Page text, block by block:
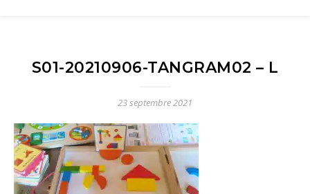
S01-20210906-TANGRAM02 – L
23 septembre 2021